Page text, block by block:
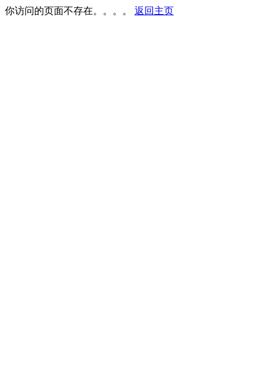
你访问的页面不存在。。。。 返回主页